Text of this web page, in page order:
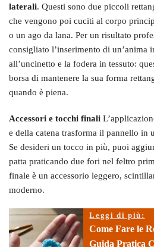
laterali. Questi sono due piccoli
che vengono poi cuciti al corpo
o un ago da lana. Per un risultato
consigliato l’inserimento di un’anima
all’uncinetto e la fodera in tessuto:
borsa di mantenere la sua forma
quando è piena.
Accessori e tocchi finali
e della catena trasforma il pannello in
Se desideri un tocco in più, puoi
patta praticando due fori nel feltro
finale è un accessorio leggero,
moderno.
Leggi di più:
Come Fare le
Guida Pratica